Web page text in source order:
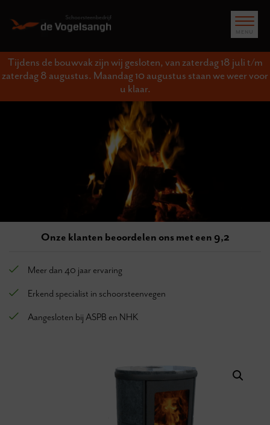
Tijdens de bouwvak zijn wij gesloten, van zaterdag 18 juli t/m
zaterdag 8 augustus. Maandag 10 augustus staan we weer voor
u klaar.
Meer dan 40 jaar ervaring
Erkend specialist in schoorsteenvegen
Aangesloten bij ASPB en NHK
Onze klanten beoordelen ons met een 9,2